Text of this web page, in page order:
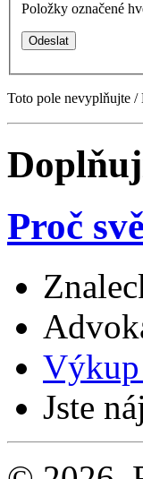
Položky označené
Toto pole nevyplňujte /
Proč
Výkup
Jste